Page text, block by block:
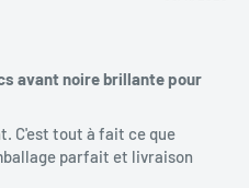
avant noire brillante pour
C'est tout à fait ce que
parfait et livraison